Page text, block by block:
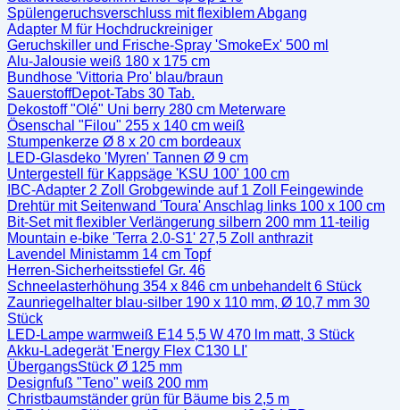
Spülengeruchsverschluss mit flexiblem Abgang
Adapter M für Hochdruckreiniger
Geruchskiller und Frische-Spray 'SmokeEx' 500 ml
Alu-Jalousie weiß 180 x 175 cm
Bundhose 'Vittoria Pro' blau/braun
SauerstoffDepot-Tabs 30 Tab.
Dekostoff "Olé" Uni berry 280 cm Meterware
Ösenschal "Filou" 255 x 140 cm weiß
Stumpenkerze Ø 8 x 20 cm bordeaux
LED-Glasdeko 'Myren' Tannen Ø 9 cm
Untergestell für Kappsäge 'KSU 100' 100 cm
IBC-Adapter 2 Zoll Grobgewinde auf 1 Zoll Feingewinde
Drehtür mit Seitenwand 'Toura' Anschlag links 100 x 100 cm
Bit-Set mit flexibler Verlängerung silbern 200 mm 11-teilig
Mountain e-bike 'Terra 2.0-S1' 27,5 Zoll anthrazit
Lavendel Ministamm 14 cm Topf
Herren-Sicherheitsstiefel Gr. 46
Schneelasterhöhung 354 x 846 cm unbehandelt 6 Stück
Zaunriegelhalter blau-silber 190 x 110 mm, Ø 10,7 mm 30
Stück
LED-Lampe warmweiß E14 5,5 W 470 lm matt, 3 Stück
Akku-Ladegerät 'Energy Flex C130 LI'
ÜbergangsStück Ø 125 mm
Designfuß "Teno" weiß 200 mm
Christbaumständer grün für Bäume bis 2,5 m